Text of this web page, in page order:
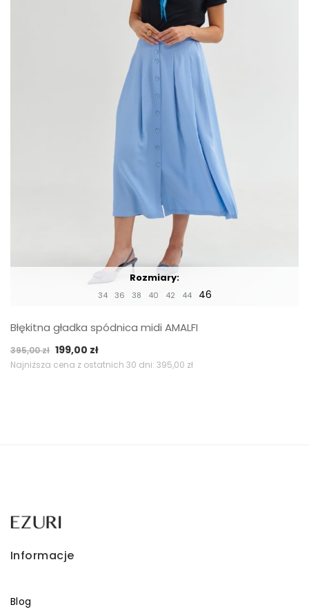
Rozmiary:
34 36 38 40 42 44 46
Błękitna gładka spódnica midi AMALFI
395,00zł Pierwotna
cena
199,00 złAktualna
cena
Najniższa cena z ostatnich 30 dni: 395,00 zł
Informacje
Blog